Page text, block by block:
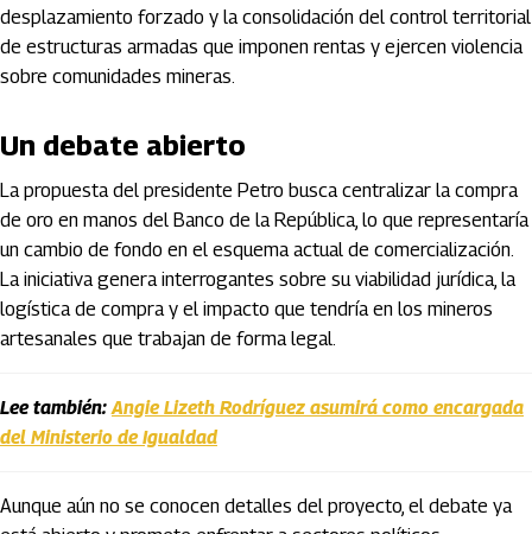
desplazamiento forzado y la consolidación del control territorial
de estructuras armadas que imponen rentas y ejercen violencia
sobre comunidades mineras.
Un debate abierto
La propuesta del presidente Petro busca centralizar la compra
de oro en manos del Banco de la República, lo que representaría
un cambio de fondo en el esquema actual de comercialización.
La iniciativa genera interrogantes sobre su viabilidad jurídica, la
logística de compra y el impacto que tendría en los mineros
artesanales que trabajan de forma legal.
Lee también:Angie Lizeth Rodríguez asumirá como encargada
del Ministerio de Igualdad
Aunque aún no se conocen detalles del proyecto, el debate ya